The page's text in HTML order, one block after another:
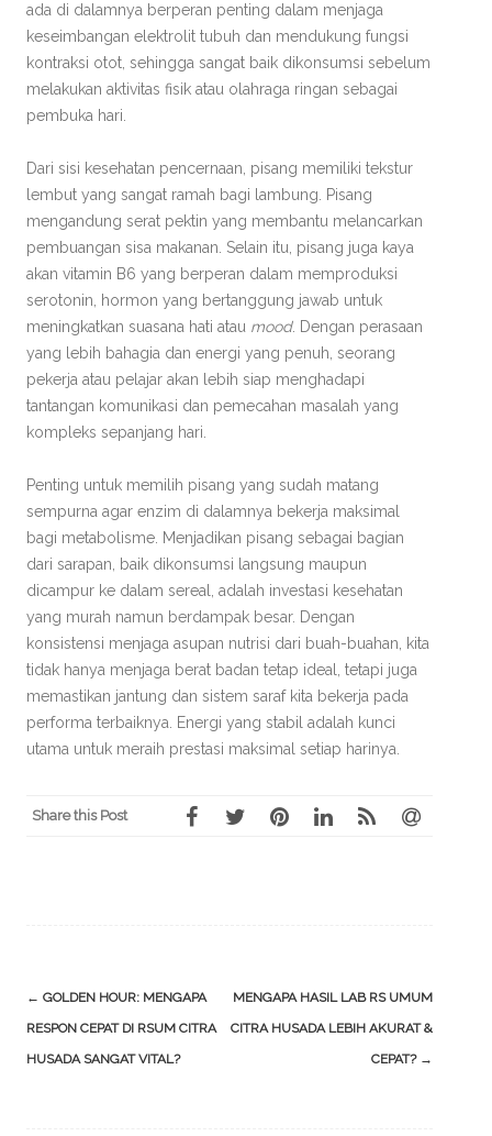
ada di dalamnya berperan penting dalam menjaga
keseimbangan elektrolit tubuh dan mendukung fungsi
kontraksi otot, sehingga sangat baik dikonsumsi sebelum
melakukan aktivitas fisik atau olahraga ringan sebagai
pembuka hari.
Dari sisi kesehatan pencernaan, pisang memiliki tekstur
lembut yang sangat ramah bagi lambung. Pisang
mengandung serat pektin yang membantu melancarkan
pembuangan sisa makanan. Selain itu, pisang juga kaya
akan vitamin B6 yang berperan dalam memproduksi
serotonin, hormon yang bertanggung jawab untuk
meningkatkan suasana hati atau mood. Dengan perasaan
yang lebih bahagia dan energi yang penuh, seorang
pekerja atau pelajar akan lebih siap menghadapi
tantangan komunikasi dan pemecahan masalah yang
kompleks sepanjang hari.
Penting untuk memilih pisang yang sudah matang
sempurna agar enzim di dalamnya bekerja maksimal
bagi metabolisme. Menjadikan pisang sebagai bagian
dari sarapan, baik dikonsumsi langsung maupun
dicampur ke dalam sereal, adalah investasi kesehatan
yang murah namun berdampak besar. Dengan
konsistensi menjaga asupan nutrisi dari buah-buahan, kita
tidak hanya menjaga berat badan tetap ideal, tetapi juga
memastikan jantung dan sistem saraf kita bekerja pada
performa terbaiknya. Energi yang stabil adalah kunci
utama untuk meraih prestasi maksimal setiap harinya.
Share this Post
Post
navigation
← GOLDEN HOUR: MENGAPA
RESPON CEPAT DI RSUM CITRA
HUSADA SANGAT VITAL?
MENGAPA HASIL LAB RS UMUM
CITRA HUSADA LEBIH AKURAT &
CEPAT? →